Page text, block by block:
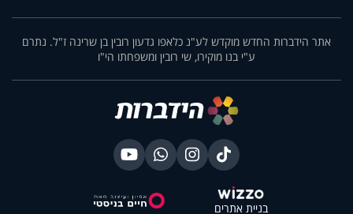
אתר הידברות החדש מוקדש לע"נ כלאפו גדעון רובין בן שרינה ז"ל. נתרם
ע"י בנו מוקירו, שי רובין ומשפחתו הי"ו
בניית אתרים